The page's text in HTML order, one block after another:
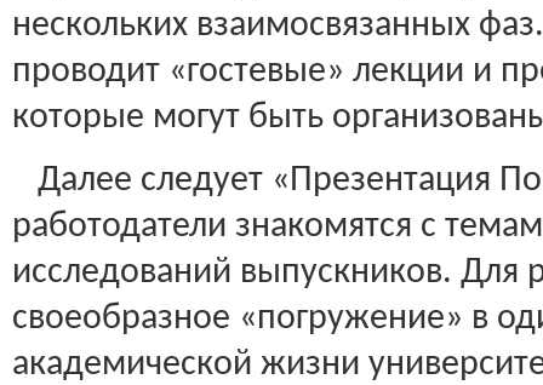
нескольких взаимосвязанных
проводит «гостевые» лекции и
которые могут быть
Далее следует «Презентация
работодатели знакомятся с
исследований выпускников. Для
своеобразное «погружение» в
академической жизни